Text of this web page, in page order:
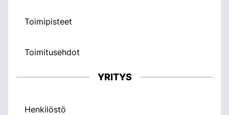
Toimipisteet
Toimitusehdot
YRITYS
Henkilöstö